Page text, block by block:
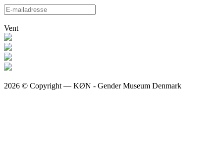
Vent
2026 © Copyright — KØN - Gender Museum Denmark